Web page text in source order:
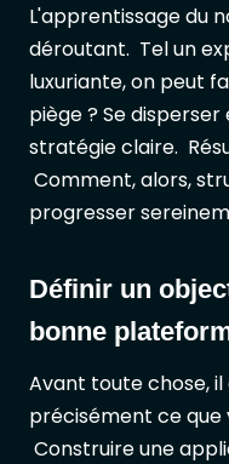
L'apprentissage du
déroutant. Tel un
luxuriante, on peut
piège ? Se
stratégie claire.
Comment, alors,
progresser
Définir un
bonne
Avant toute chose,
précisément ce que
Construire une